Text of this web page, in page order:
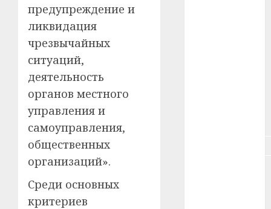
предупреждение и
ликвидация
чрезвычайных
ситуаций,
деятельность
органов местного
управления и
самоуправления,
общественных
организаций».
Среди основных
критериев